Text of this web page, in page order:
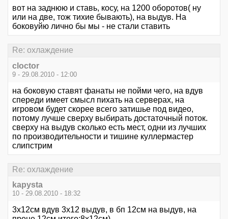
вот на заднюю и ставь, косу, на 1200 оборотов( ну
или на две, тож тихие бывають), на выдув. На
боковуйю лично бы мы - не стали ставить
Re: охлаждение
cloctor
9 - 29.08.2010 - 12:00
на боковую ставят фанаты не пойми чего, на вдув
спереди имеет смысл пихать на серверах, на
игровом будет скорее всего затишье под видео,
потому лучше сверху выбирать достаточный поток.
сверху на выдув сколько есть мест, одни из лучших
по производительности и тишине куллермастер
слипстрим
Re: охлаждение
kapysta
10 - 29.08.2010 - 18:32
3x12см вдув 3х12 выдув, в бп 12см на выдув, на